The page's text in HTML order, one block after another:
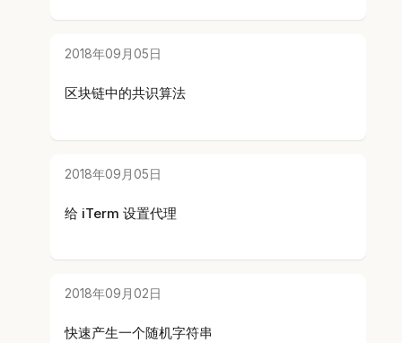
2018年09月05日
区块链中的共识算法
2018年09月05日
给 iTerm 设置代理
2018年09月02日
快速产生一个随机字符串